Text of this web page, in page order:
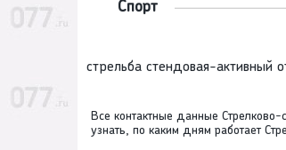
Спорт
стрельба стендовая-активный
Все контактные данные
узнать, по каким дням работает